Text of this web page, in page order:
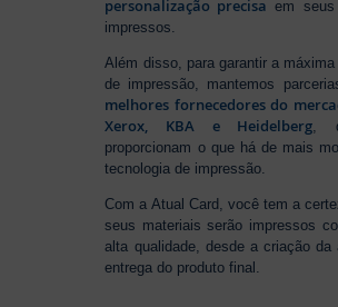
personalização precisa em seus
impressos.
Além disso, para garantir a máxima
de impressão, mantemos
melhores fornecedores do
Xerox, KBA e Heidelberg ,
proporcionam o que há de mais
tecnologia de impressão.
Com a Atual Card, você tem a
seus materiais serão impressos
alta qualidade, desde a criação da
entrega do produto final.